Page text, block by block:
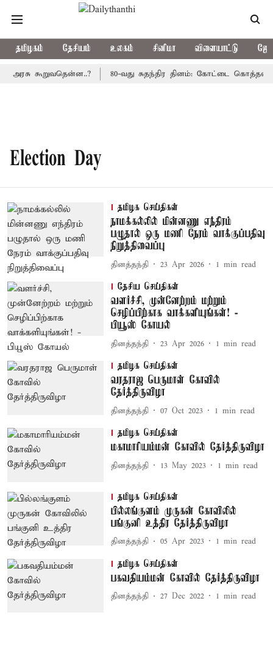
தமிழகம் தேசியம் உலகம் சினிமா விளையாட்டு
அரசு கூறுவதென்ன..? 80-வது சுதந்திர தினம்: கோட்டை
Election Day
தமிழக செய்திகள்
நாமக்கல்லில் மின்னணு எந்திரம்
பழுதால் ஒரு மணி நேரம் வாக்குப்பதிவு
நிறுத்திவைப்பு
தினத்தந்தி 23 Apr 2026 1 min read
தேசிய செய்திகள்
வளர்ச்சி, முன்னேற்றம் மற்றும்
செழிப்பிற்காக வாக்களியுங்கள்! -
பியூஸ் கோயல்
தினத்தந்தி 23 Apr 2026 1 min read
தமிழக செய்திகள்
வரதராஜ பெருமாள் கோவில்
தேர்த்திருவிழா
தினத்தந்தி 07 Oct 2023 1 min read
தமிழக செய்திகள்
மகாமாரியம்மன் கோவில் தேர்த்திருவிழா
தினத்தந்தி 13 May 2023 1 min read
தமிழக செய்திகள்
பில்லங்குளம் முருகன் கோவிலில்
பங்குனி உத்திர தேர்த்திருவிழா
தினத்தந்தி 05 Apr 2023 1 min read
தமிழக செய்திகள்
பகவதியம்மன் கோவில் தேர்த்திருவிழா
தினத்தந்தி 27 Dec 2022 1 min read